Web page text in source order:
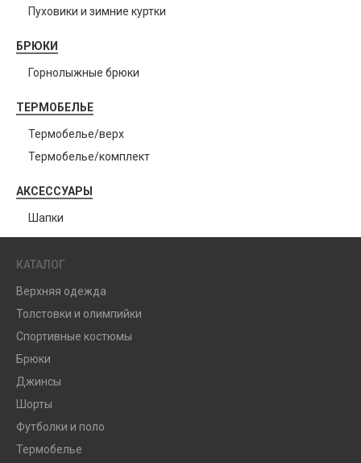
Пуховики и зимние куртки
БРЮКИ
Горнолыжные брюки
ТЕРМОБЕЛЬЕ
Термобелье/верх
Термобелье/комплект
АКСЕССУАРЫ
Шапки
КАТАЛОГ
Верхняя одежда
Толстовки и олимпийки
Спортивные костюмы
Брюки
Джинсы
Шорты
Футболки и поло
Термобелье